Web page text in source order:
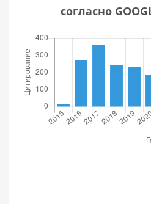
согласно